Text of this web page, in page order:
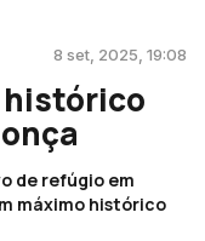
8 set, 2025, 19:08
histórico
de refúgio em
máximo histórico